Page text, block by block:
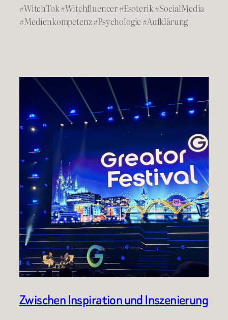
#WitchTok #Witchfluencer #Esoterik #SocialMedia
#Medienkompetenz #Psychologie #Aufklärung
Zwischen Inspiration und Inszenierung